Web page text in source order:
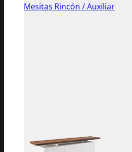
Mesitas Rincón / Auxiliar